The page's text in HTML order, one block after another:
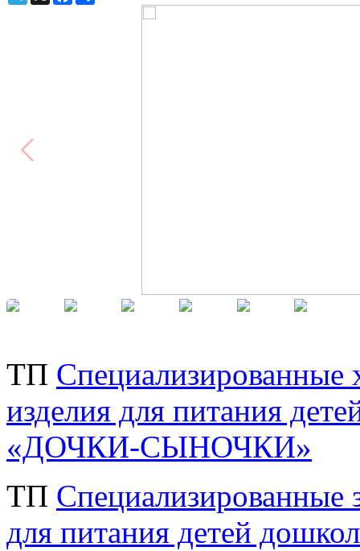
ТП Специализированные
изделия для питания
«ДОЧКИ-СЫНОЧКИ»
ТП Специализированные
для питания детей